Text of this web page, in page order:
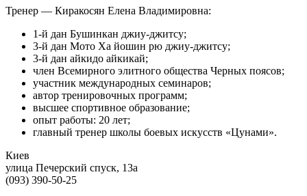
Тренер — Киракосян Елена Владимировна:
1-й дан Бушинкан джиу-джитсу;
3-й дан Мото Ха йошин рю джиу-джитсу;
3-й дан айкидо айкикай;
член Всемирного элитного общества Черных поясов;
участник международных семинаров;
автор тренировочных программ;
высшее спортивное образование;
опыт работы: 20 лет;
главный тренер школы боевых искусств «Цунами».
Киев
улица Печерский спуск, 13а
(093) 390-50-25